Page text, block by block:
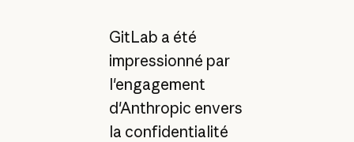
GitLab a été
impressionné par
l'engagement
d'Anthropic envers
la confidentialité